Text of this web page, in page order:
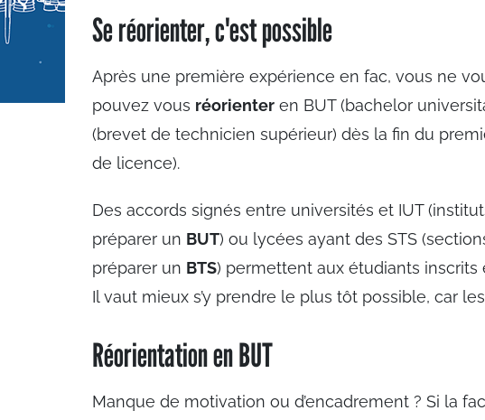
Se réorienter, c'est possible
Après une première expérience en fac, vous ne
pouvez vous réorienter en BUT (bachelor
(brevet de technicien supérieur) dès la fin du
de licence).
Des accords signés entre universités et IUT
préparer un BUT) ou lycées ayant des STS
préparer un BTS) permettent aux étudiants inscrits
Il vaut mieux s’y prendre le plus tôt possible, car
Réorientation en BUT
Manque de motivation ou d’encadrement ? Si la